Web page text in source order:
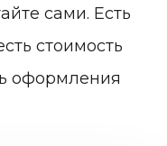
сами. Есть
стоимость
оформления